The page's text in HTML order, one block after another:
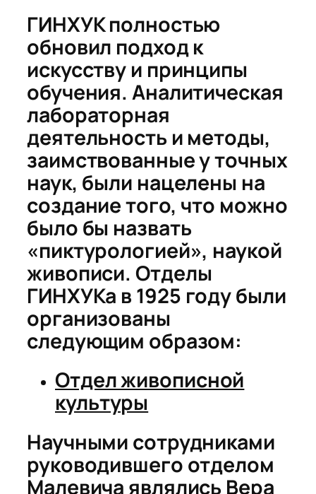
ГИНХУК полностью
обновил подход к
искусству и принципы
обучения. Аналитическая
лабораторная
деятельность и методы,
заимствованные у точных
наук, были нацелены на
создание того, что можно
было бы назвать
«пиктурологией», наукой
живописи. Отделы
ГИНХУКа в 1925 году были
организованы
следующим образом:
Отдел живописной
культуры
Научными сотрудниками
руководившего отделом
Малевича являлись Вера